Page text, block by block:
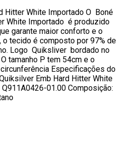
Hitter White Importado O Boné
White Importado é produzido
garante maior conforto e o
o tecido é composto por 97% de
Logo Quiksliver bordado no
tamanho P tem 54cm e o
Especificações do
Emb Hard Hitter White
01.00 Composição: